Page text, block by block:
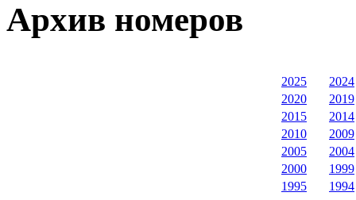
Архив номеров
2025
2024
2020
2019
2015
2014
2010
2009
2005
2004
2000
1999
1995
1994